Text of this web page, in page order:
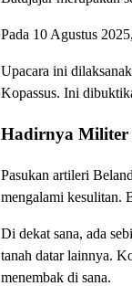
Pada 10 Agustus
Upacara ini
Kopassus. Ini
Hadirnya
Pasukan artileri
mengalami kesulitan.
Di dekat sana, ada
tanah datar lainnya.
menembak di sana.